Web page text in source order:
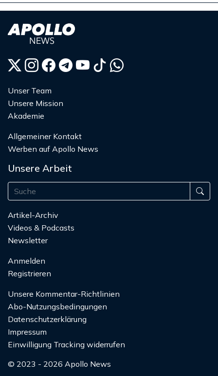
Unser Team
Unsere Mission
Akademie
Allgemeiner Kontakt
Werben auf Apollo News
Unsere Arbeit
Artikel-Archiv
Videos & Podcasts
Newsletter
Anmelden
Registrieren
Unsere Kommentar-Richtlinien
Abo-Nutzungsbedingungen
Datenschutzerklärung
Impressum
Einwilligung Tracking widerrufen
© 2023 - 2026 Apollo News